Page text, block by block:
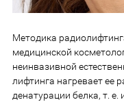
Методика
медицинской
неинвазивной
лифтинга нагревает ее
денатурации белка, т.